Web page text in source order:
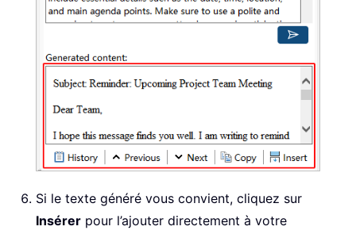
Si le texte généré vous convient, cliquez sur
Insérer pour l’ajouter directement à votre